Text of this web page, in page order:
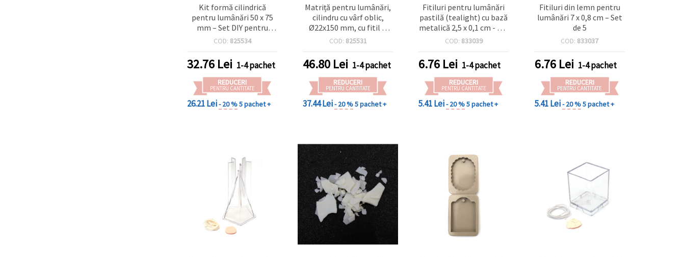
Kit formă cilindrică
pentru lumânări 50 x 75
mm – Set DIY pentru
confecționarea
plastilină de etanșare
moale
COD: 825534
32.76 Lei 1-4 pachet
REDUCERI
PENTRU CANTITATE
26.21 Lei- 20 %5 pachet +
Matriță pentru lumânări,
cilindru cu vârf oblic,
Ø22x150 mm, cu fitil și
plastilină de modelaj
COD: 825531
46.80 Lei 1-4 pachet
REDUCERI
PENTRU CANTITATE
37.44 Lei- 20 %5 pachet +
Fitiluri pentru lumânări
pastilă (tealight) cu bază
metalică 2,5 x 0,1 cm - Set
de 25 bucăți
COD: 833039
6.76 Lei 1-4 pachet
REDUCERI
PENTRU CANTITATE
5.41 Lei- 20 %5 pachet +
Fitiluri din lemn pentru
lumânări 7 x 0,8 cm – Set
de 5
COD: 833037
6.76Lei 1-4 pachet
REDUCERI
PENTRU CANTITATE
5.41 Lei- 20 %5 pachet +